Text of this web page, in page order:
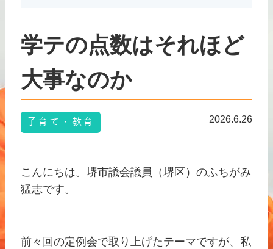
学テの点数はそれほど
大事なのか
子育て・教育 2026.6.26
こんにちは。堺市議会議員（堺区）のふちがみ
猛志です。
前々回の定例会で取り上げたテーマですが、私